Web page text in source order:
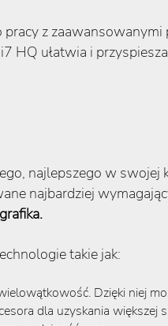
z
HQ ułatwia i
najlepszego w
najbardziej
takie jak:
Dzięki niej
dla uzyskania większej